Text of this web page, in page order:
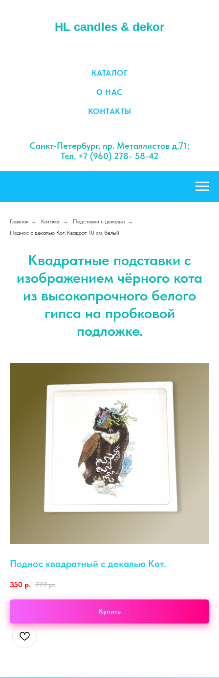
HL candles & dekor
КАТАЛОГ
О НАС
КОНТАКТЫ
Санкт-Петербург, пр. Металлистов д.71;
Тел. +7 (960) 278- 58-42
Главная → Каталог → Подставки с декалью →
Поднос с декалью Кот, Квадрат 10 см. белый
Квадратные подставки с
изображением чёрного кота
из высокопрочного белого
гипса на пробковой
подложке.
Поднос квадратный с декалью Кот.
350 р. 777 р.
Купить